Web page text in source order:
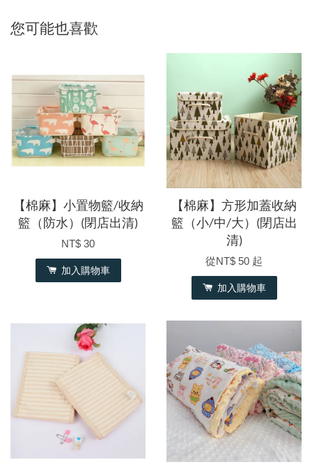
您可能也喜歡
【棉麻】小置物籃/收納
籃（防水）(閉店出清)
NT$ 30
加入購物車
【棉麻】方形加蓋收納
籃（小/中/大）(閉店出
清)
從NT$ 50 起
加入購物車